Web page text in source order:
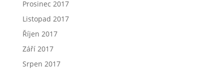
Prosinec 2017
Listopad 2017
Říjen 2017
Září 2017
Srpen 2017